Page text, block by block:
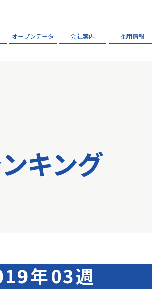
オープンデータ 会社案内 採用情報
キング
年03週